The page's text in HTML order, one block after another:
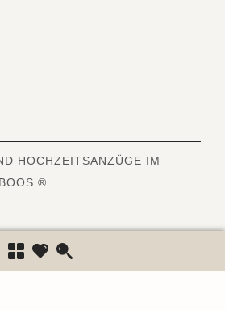
HOCHZEITSANZÜGE IM
®